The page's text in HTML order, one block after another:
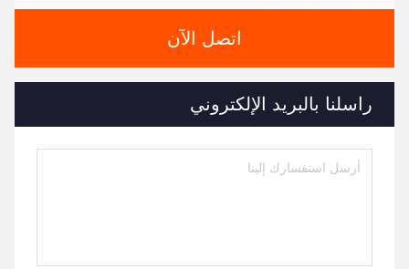
اتصل الآن
راسلنا بالبريد الإلكتروني